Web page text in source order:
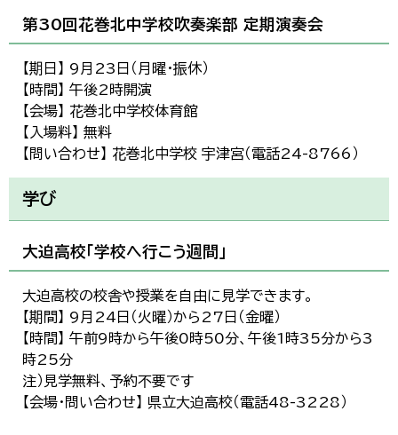
第30回花巻北中学校吹奏楽部 定期演奏会
【期日】 9月23日（月曜・振休）
【時間】 午後2時開演
【会場】 花巻北中学校体育館
【入場料】 無料
【問い合わせ】 花巻北中学校 宇津宮（電話24-8766）
学び
大迫高校「学校へ行こう週間」
大迫高校の校舎や授業を自由に見学できます。
【期間】 9月24日（火曜）から27日（金曜）
【時間】 午前9時から午後0時50分、午後1時35分から3
時25分
注）見学無料、予約不要です
【会場・問い合わせ】 県立大迫高校（電話48-3228）